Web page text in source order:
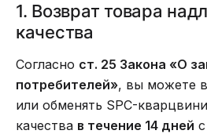
1. Возврат товара
качества
Согласно ст. 25 Закона «О
потребителей», вы можете
или обменять SPC-
качества в течение 14 дней